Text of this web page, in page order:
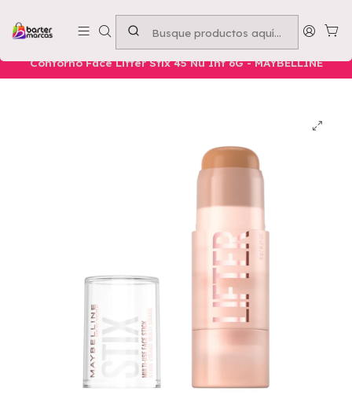
Emprende con nosotros -Compra mínima $50.000
Nuestros Productos Belleza Rostro
Contorno Face Lifter Stix 45 Nu Int 6G - MAYBELLINE